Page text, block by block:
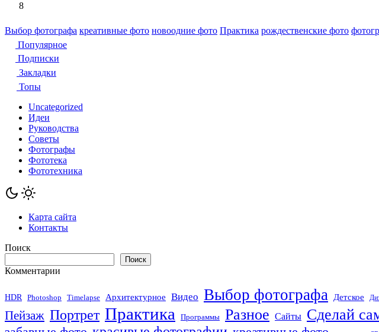
8
Выбор фотографа креативные фото новоодние фото Практика рождественские фото
Популярное
Подписки
Закладки
Топы
Uncategorized
Идеи
Руководства
Советы
Фотографы
Фототека
Фототехника
Карта сайта
Контакты
Поиск
Поиск
Комментарии
HDR Photoshop Timelapse Архитектурное Видео Выбор фотографа Детское
Пейзаж Портрет Практика Программы Разное Сайты Сделай